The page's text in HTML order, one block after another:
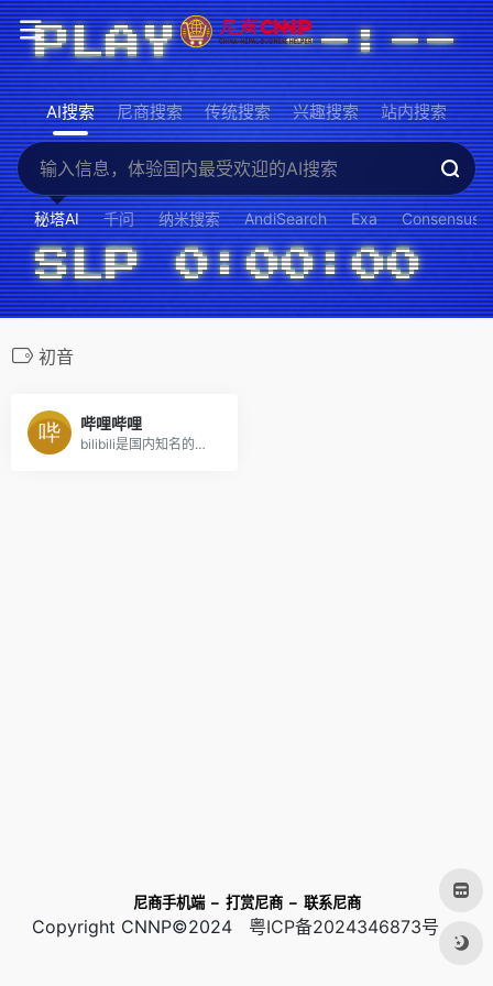
AI搜索 尼商搜索 传统搜索 兴趣搜索 站内搜索
秘塔AI 千问 纳米搜索 AndiSearch Exa Consensus
初音
哔哩哔哩
bilibili是国内知名的视频弹幕网站，这里有及时的动漫新番，活跃的ACG氛围，有创意的Up主。大家可以在这里找到许多欢乐。
尼商手机端 – 打赏尼商 – 联系尼商
Copyright CNNP©2024 粤ICP备2024346873号